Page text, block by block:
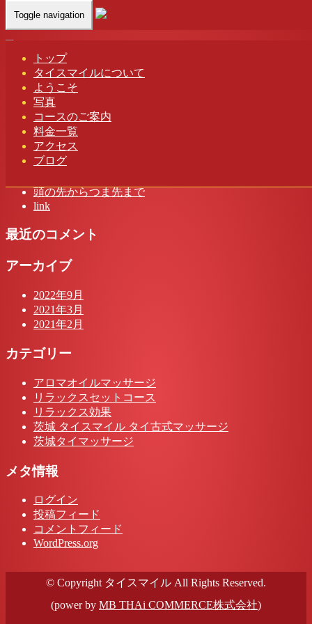
Toggle navigation
トップ
タイスマイルについて
ようこそ
写真
コースのご案内
料金一覧
アクセス
ブログ
Home- ハナ(…
ハナ(Hana)茨城 坂東 タイスマイル タイ古式マッサージ
最近の投稿
頭の先からつま先まで
link
最近のコメント
アーカイブ
2022年9月
2021年3月
2021年2月
カテゴリー
アロマオイルマッサージ
リラックスセットコース
リラックス効果
茨城 タイスマイル タイ古式マッサージ
茨城タイマッサージ
メタ情報
ログイン
投稿フィード
コメントフィード
WordPress.org
© Copyright タイスマイル All Rights Reserved.
(power by MB THAi COMMERCE株式会社)